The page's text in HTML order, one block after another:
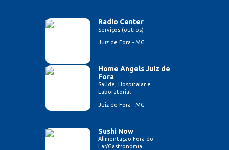
Radio Center
Serviços (outros)
Juiz de Fora - MG
Home Angels Juiz de
Fora
Saúde, Hospitalar e
Laboratorial
Juiz de Fora - MG
Sushi Now
Alimentação Fora do
Lar/Gastronomia